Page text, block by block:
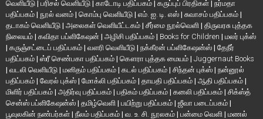
வெளியீடு | பரிசல் வெளியீடு | காடோடி பதிப்பகம் | கருப்புப் பிரதிகள் | நர்மதா
பதிப்பகம் | நூல் வனம் | கொம்பு வெளியீடு | எம். ஐ. டி. எஸ் | சுவாசம் பதிப்பகம் |
தடாகம் வெளியீடு | அலைகள் வெளியீட்டகம் | சீர்மை நூல்வெளி | திருவரசு புத்தக
நிலையம் | கவிதா பப்ளிகேஷன் | அழிசி பதிப்பகம் | Books for Children | மலர் புக்ஸ்
| கருஞ்சட்டைப் பதிப்பகம் | வளரி வெளியீடு | நக்கீரன் பப்ளிகேஷன்ஸ் | தேநீர்
பதிப்பகம் | ஸ்ரீ செண்பகா பதிப்பகம் | கௌரா புத்தக மையம் | Juggernaut Books
| வடலி வெளியீடு | மனிதம் பதிப்பகம் | கடல் பதிப்பகம் | சிந்தன் புக்ஸ் | நன்னூல்
பதிப்பகம் | வேரல் புக்ஸ் | மோக்லி பதிப்பகம் | தாயதி பதிப்பகம் | ஆதி பதிப்பகம் |
மிளிர் பதிப்பகம் | அதிர்வு பதிப்பகம் | பதிகம் பதிப்பகம் | கனலி பதிப்பகம் | சிக்ஸ்த்
சென்ஸ் பப்ளிகேஷன்ஸ் | தமிழ்வெளி | பயிற்று பதிப்பகம் | ஜீவா படைப்பகம் |
பூவுலகின் நண்பர்கள் | நீலம் பதிப்பகம் | வ. உ. சி. நூலகம் | பன்மை வெளி | மணல்